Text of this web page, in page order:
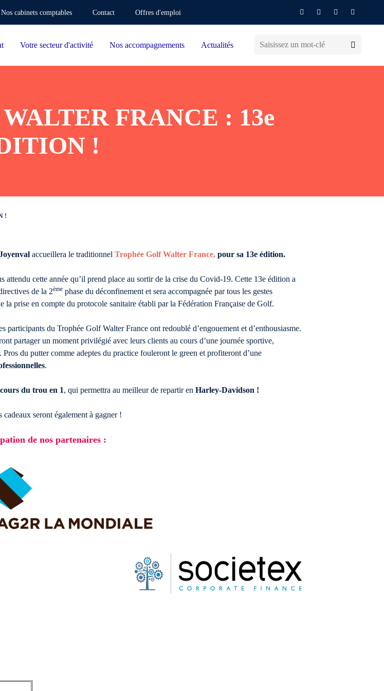
Nos cabinets comptables Contact Offres d'emploi
Votre secteur d'activité Nos accompagnements Actualités
FRANCE : 13e
!
!
accueillera le traditionnel Trophée Golf Walter France, pour sa 13e édition.
attendu cette année qu’il prend place au sortir de la crise du Covid-19. Cette 13e édition a
de la 2ème phase du déconfinement et sera accompagnée par tous les gestes
la prise en compte du protocole sanitaire établi par la Fédération Française de Golf.
participants du Trophée Golf Walter France ont redoublé d’engouement et d’enthousiasme.
partager un moment privilégié avec leurs clients au cours d’une journée sportive,
Pros du putter comme adeptes du practice fouleront le green et profiteront d’une
.
du trou en 1, qui permettra au meilleur de repartir en Harley-Davidson !
seront également à gagner !
de nos partenaires :